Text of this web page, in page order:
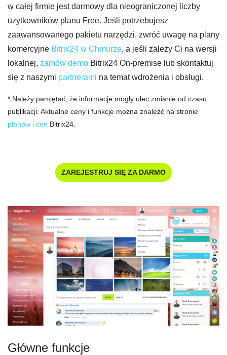
w całej firmie jest darmowy dla nieograniczonej liczby
użytkowników planu Free. Jeśli potrzebujesz
zaawansowanego pakietu narzędzi, zwróć uwagę na plany
komercyjne Bitrix24 w Chmurze, a jeśli zależy Ci na wersji
lokalnej, zamów demo Bitrix24 On-premise lub skontaktuj
się z naszymi partnerami na temat wdrożenia i obsługi.
* Należy pamiętać, że informacje mogły ulec zmianie od czasu
publikacji. Aktualne ceny i funkcje można znaleźć na stronie
planów i cen Bitrix24.
ZAREJESTRUJ SIĘ ZA DARMO
Główne funkcje